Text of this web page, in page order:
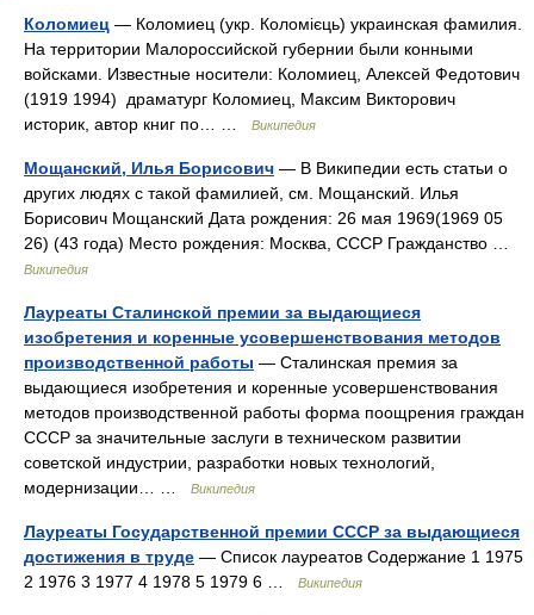
Коломиец — Коломиец (укр. Коломієць) украинская фамилия.
На территории Малороссийской губернии были конными
войсками. Известные носители: Коломиец, Алексей Федотович
(1919 1994) драматург Коломиец, Максим Викторович
историк, автор книг по… …
Википедия
Мощанский, Илья Борисович — В Википедии есть статьи о
других людях с такой фамилией, см. Мощанский. Илья
Борисович Мощанский Дата рождения: 26 мая 1969(1969 05
26) (43 года) Место рождения: Москва, СССР Гражданство …
Википедия
Лауреаты Сталинской премии за выдающиеся
изобретения и коренные усовершенствования методов
производственной работы — Сталинская премия за
выдающиеся изобретения и коренные усовершенствования
методов производственной работы форма поощрения граждан
СССР за значительные заслуги в техническом развитии
советской индустрии, разработки новых технологий,
модернизации… …
Википедия
Лауреаты Государственной премии СССР за выдающиеся
достижения в труде — Список лауреатов Содержание 1 1975
2 1976 3 1977 4 1978 5 1979 6 …
Википедия